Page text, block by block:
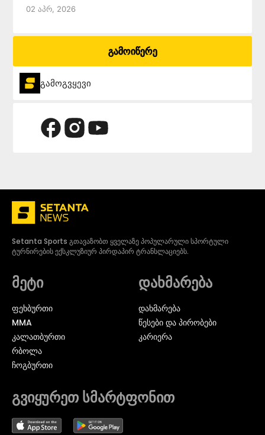
02 Აპრ, 2026
გამოიწერე
გამოგვყევი
Setanta Sports გთავაზობთ ყველაზე პოპულარული სპორტული
ტურნირების ექსკლუზიურ პირდაპირ ტრანსლაციებს.
მეტი
ᲤᲔᲮᲑᲣᲠᲗᲘ
MMA
ᲙᲐᲚᲐᲗᲑᲣᲠᲗᲘ
ᲠᲑᲝᲚᲐ
ᲩᲝᲒᲑᲣᲠᲗᲘ
დახმარება
დახმარება
წესები და პირობები
კარიერა
გვიყურეთ სმარტფონით